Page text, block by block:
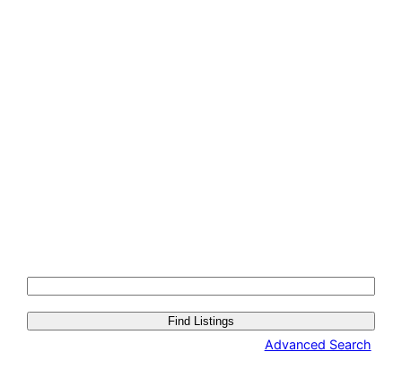
Search
for:
Advanced Search